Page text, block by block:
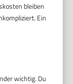
bleiben
Ein
wichtig. Du